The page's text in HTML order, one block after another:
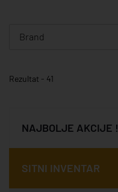
Brand
Rezultat - 41
NAJBOLJE AKCIJE !
SITNI INVENTAR